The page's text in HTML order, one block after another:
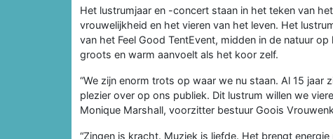
Het lustrumjaar en -concert staan in het teken van
vrouwelijkheid en het vieren van het leven. Het
van het Feel Good TentEvent, midden in de natuur
groots en warm aanvoelt als het koor zelf.
“We zijn enorm trots op waar we nu staan. Al 15
plezier over op ons publiek. Dit lustrum willen we
Monique Marshall, voorzitter bestuur Goois
“Zingen is kracht. Muziek is liefde. Het brengt